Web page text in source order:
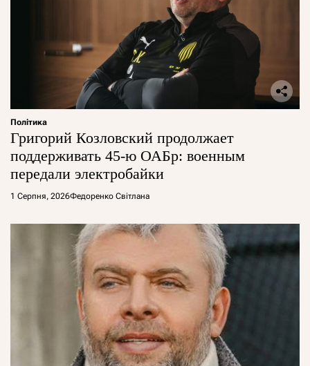
Політика
Григорий Козловский продолжает
поддерживать 45-ю ОАБр: военным
передали электробайки
1 Серпня, 2026Федоренко Світлана